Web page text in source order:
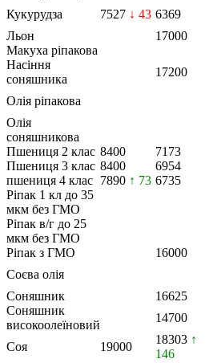
Кукурудза
7527 ↓ 43 6369
Льон
17000
Макуха ріпакова
Насіння
соняшника
17200
Олія ріпакова
Олія
соняшникова
Пшениця 2 клас 8400 7173
Пшениця 3 клас 8400 6954
пшениця 4 клас 7890 ↑ 73 6735
Ріпак 1 кл до 35
мкм без ГМО
Ріпак в/г до 25
мкм без ГМО
Ріпак з ГМО
16000
Соєва олія
Соняшник
16625
Соняшник
високоолеїновий
14700
Соя 19000
18303 ↑
146